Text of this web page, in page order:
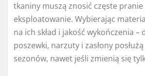
tkaniny muszą znosić częste
eksploatowanie. Wybierając
na ich skład i jakość wykończenia –
poszewki, narzuty i zasłony
sezonów, nawet jeśli zmienią się